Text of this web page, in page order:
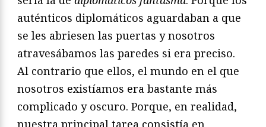
auténticos diplomáticos aguar­daban a que
se les abriesen las puertas y nosotros
atravesábamos las paredes si era preciso.
Al contrario que ellos, el mundo en el que
nosotros existíamos era bastante más
complicado y oscuro. Porque, en realidad,